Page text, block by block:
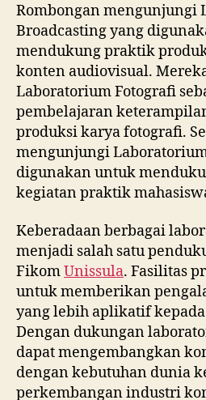
Rombongan mengunjungi
Broadcasting yang
mendukung praktik
konten audiovisual.
Laboratorium Fotografi
pembelajaran
produksi karya fotografi.
mengunjungi
digunakan untuk
kegiatan praktik
Keberadaan berbagai
menjadi salah satu
FikomUnissula. Fasilitas
untuk memberikan
yang lebih aplikatif
Dengan dukungan
dapat mengembangkan
dengan kebutuhan dunia
perkembangan industri